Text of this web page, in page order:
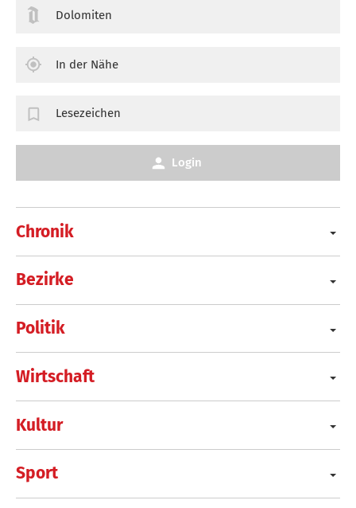
Chronik
Bezirke
Politik
Wirtschaft
Kultur
Sport
Dolomiten
In der Nähe
Lesezeichen
Login